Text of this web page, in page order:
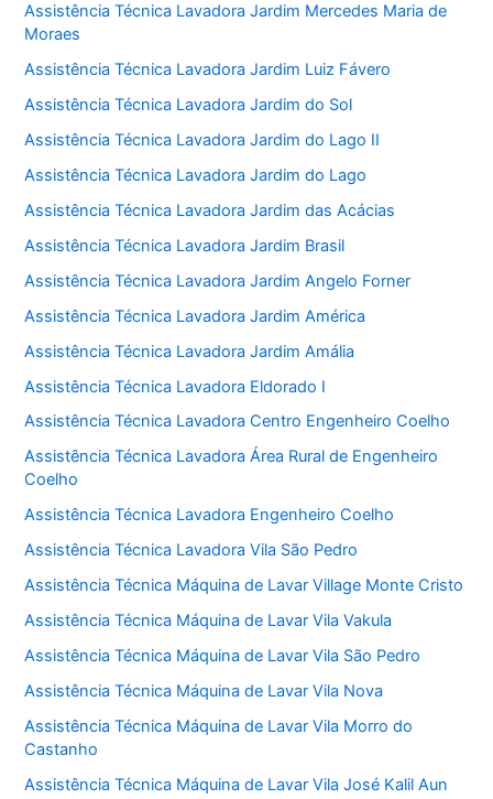
Assistência Técnica Lavadora Jardim Mercedes Maria de
Moraes
Assistência Técnica Lavadora Jardim Luiz Fávero
Assistência Técnica Lavadora Jardim do Sol
Assistência Técnica Lavadora Jardim do Lago II
Assistência Técnica Lavadora Jardim do Lago
Assistência Técnica Lavadora Jardim das Acácias
Assistência Técnica Lavadora Jardim Brasil
Assistência Técnica Lavadora Jardim Angelo Forner
Assistência Técnica Lavadora Jardim América
Assistência Técnica Lavadora Jardim Amália
Assistência Técnica Lavadora Eldorado I
Assistência Técnica Lavadora Centro Engenheiro Coelho
Assistência Técnica Lavadora Área Rural de Engenheiro
Coelho
Assistência Técnica Lavadora Engenheiro Coelho
Assistência Técnica Lavadora Vila São Pedro
Assistência Técnica Máquina de Lavar Village Monte Cristo
Assistência Técnica Máquina de Lavar Vila Vakula
Assistência Técnica Máquina de Lavar Vila São Pedro
Assistência Técnica Máquina de Lavar Vila Nova
Assistência Técnica Máquina de Lavar Vila Morro do
Castanho
Assistência Técnica Máquina de Lavar Vila José Kalil Aun